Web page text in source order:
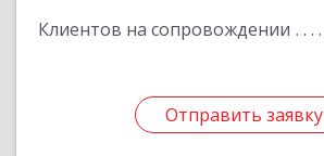
Клиентов на сопровождении
Отправить заявку
Отправить заявку